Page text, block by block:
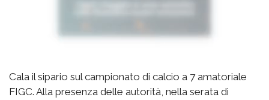
Cala il sipario sul campionato di calcio a 7 amatoriale
FIGC. Alla presenza delle autorità, nella serata di